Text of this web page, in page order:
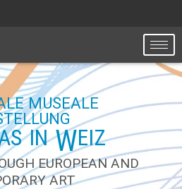
MUSEALE
IN WEIZ
EUROPEAN AND
ART